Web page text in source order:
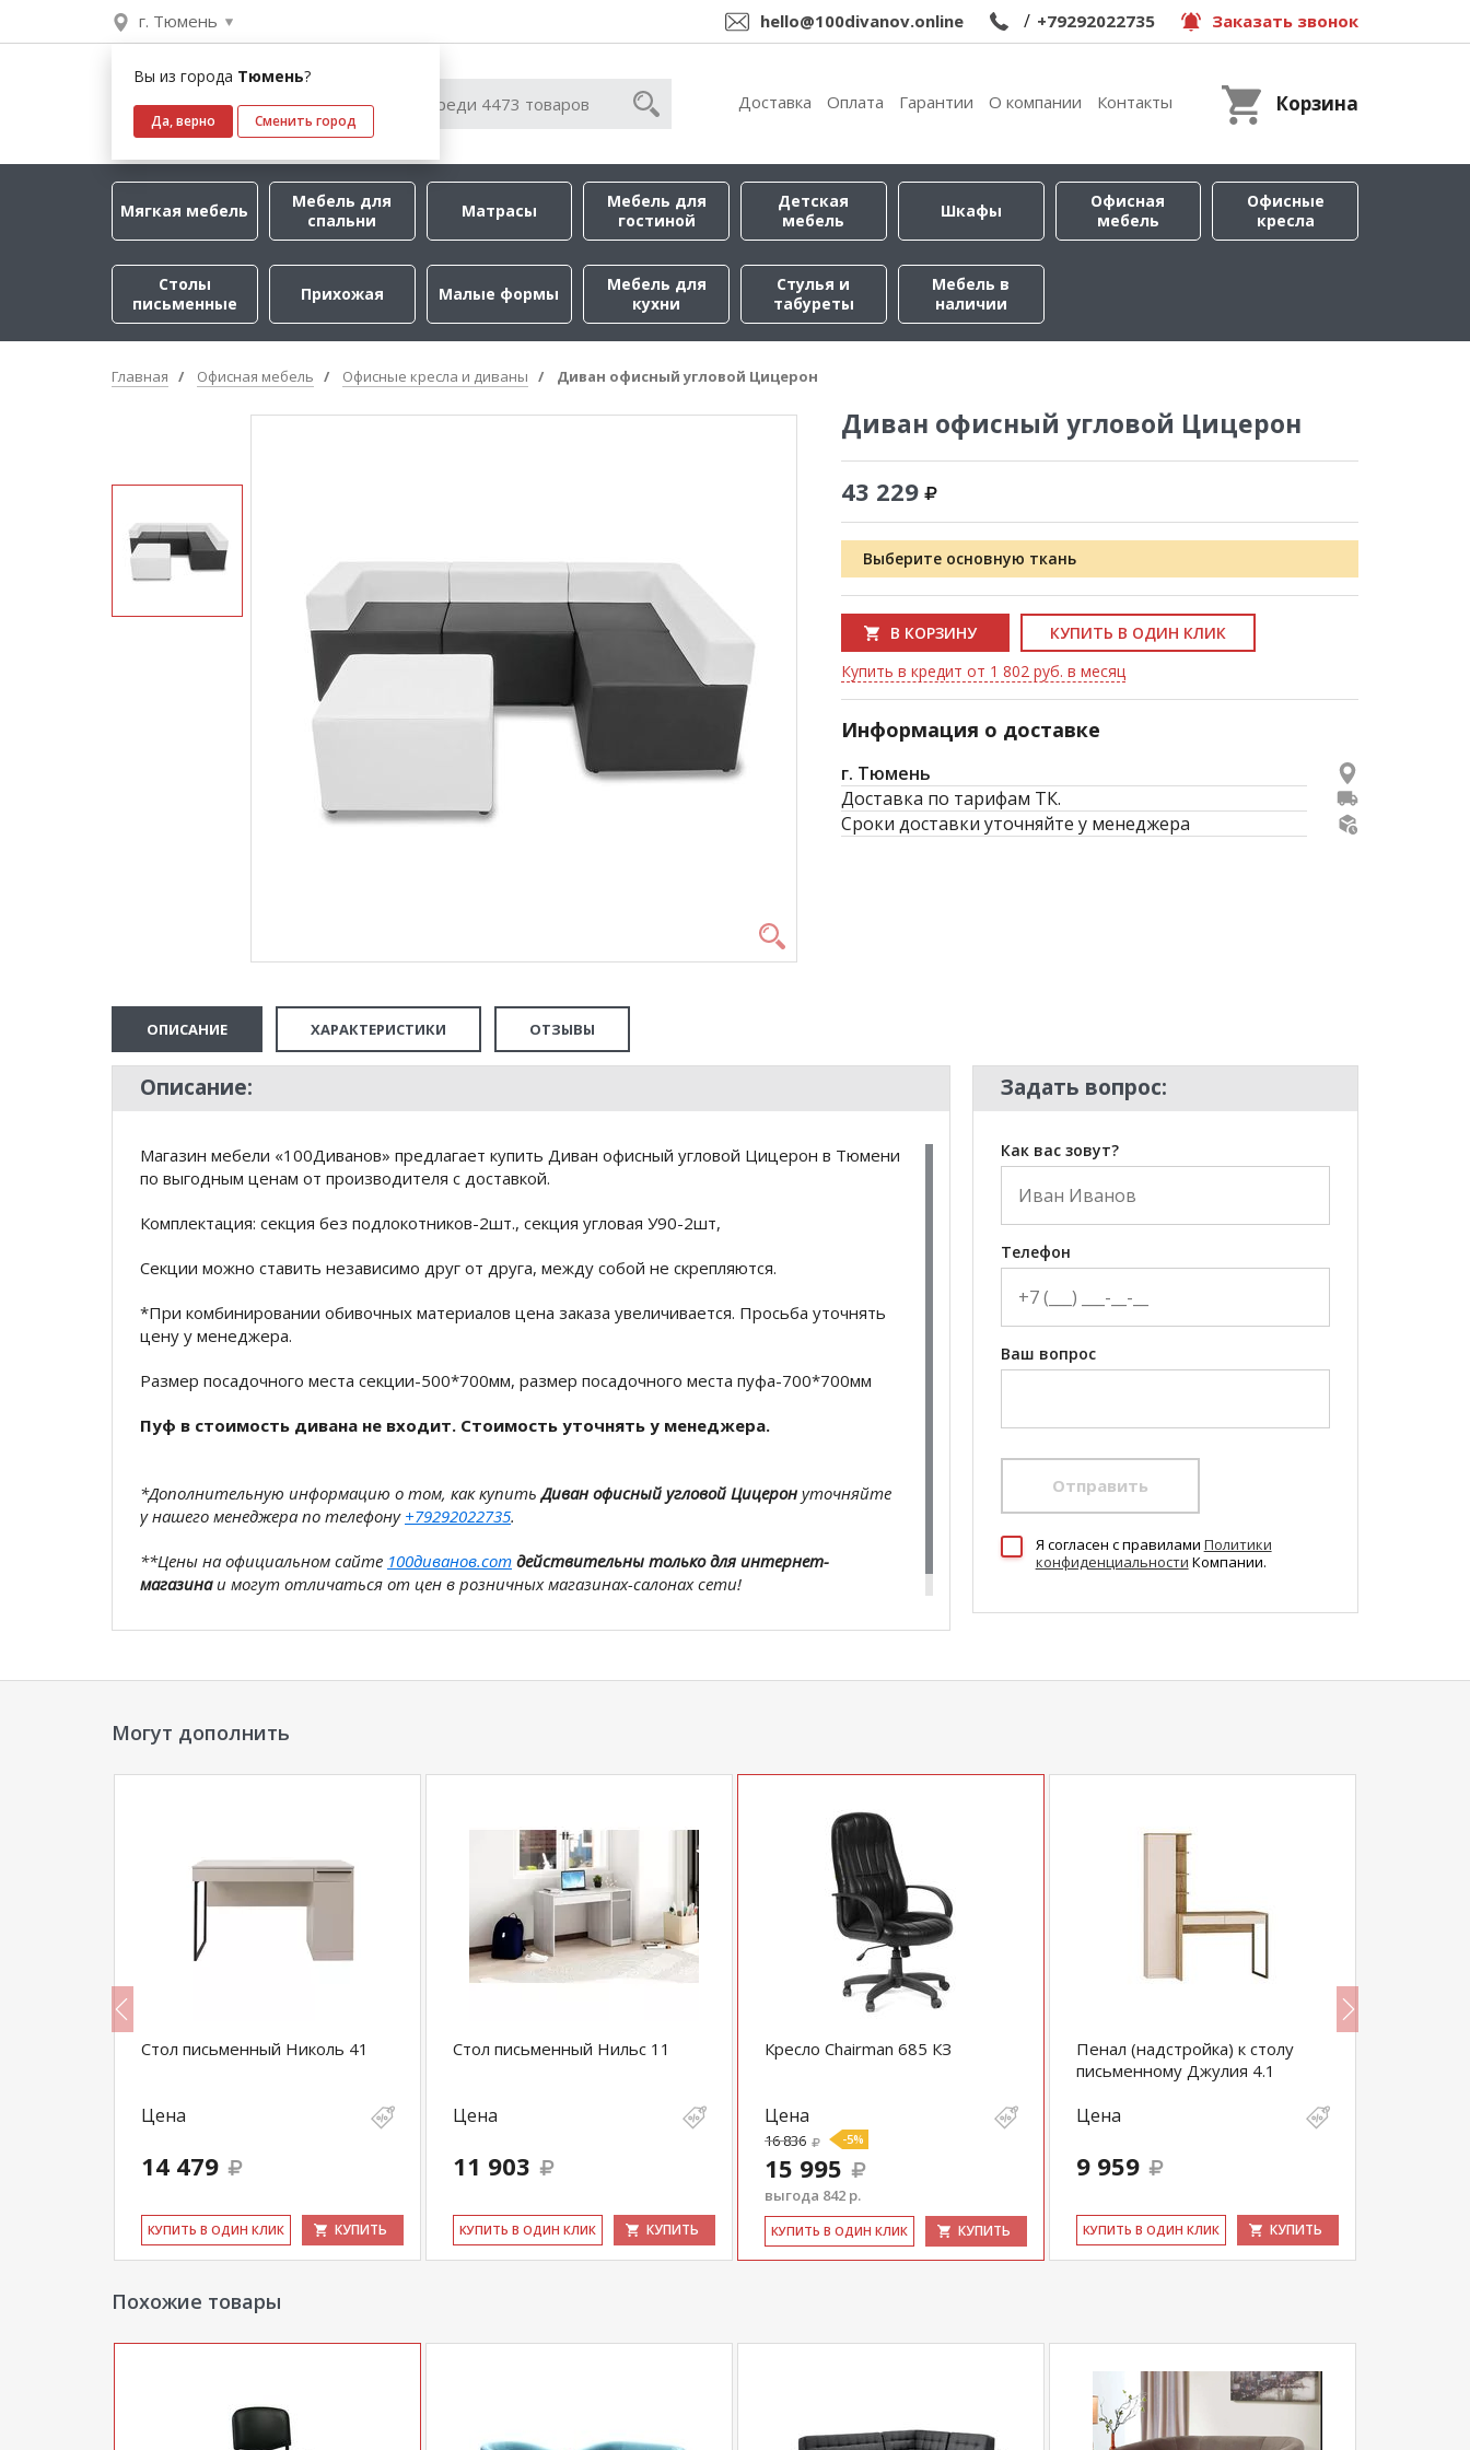
г. Тюмень
Вы из города Тюмень?
Да, верно Сменить город
hello@100divanov.online / +79292022735 Заказать звонок
Доставка Оплата Гарантии О компании Контакты Корзина
Мягкая мебель
Мебель для
спальни
Матрасы
Мебель для
гостиной
Детская
мебель
Шкафы
Офисная
мебель
Офисные
кресла
Столы
письменные
Прихожая Малые формы
Мебель для
кухни
Стулья и
табуреты
Мебель в
наличии
Главная Офисная мебель Офисные кресла и диваны Диван офисный угловой Цицерон
Диван офисный угловой Цицерон
43 229
Выберите основную ткань
В КОРЗИНУ
КУПИТЬ В ОДИН КЛИК
Купить в кредит от 1 802 руб. в месяц
Информация о доставке
г. Тюмень
Доставка по тарифам ТК.
Сроки доставки уточняйте у менеджера
ОПИСАНИЕ ХАРАКТЕРИСТИКИ ОТЗЫВЫ
Описание:
Магазин мебели «100Диванов» предлагает купить Диван офисный угловой Цицерон в Тюмени
по выгодным ценам от производителя с доставкой.
Комплектация: секция без подлокотников-2шт., секция угловая У90-2шт,
Секции можно ставить независимо друг от друга, между собой не скрепляются.
*При комбинировании обивочных материалов цена заказа увеличивается. Просьба уточнять
цену у менеджера.
Размер посадочного места секции-500*700мм, размер посадочного места пуфа-700*700мм
Пуф в стоимость дивана не входит. Стоимость уточнять у менеджера.
*Дополнительную информацию о том, как купитьДиван офисный угловой Цицерон уточняйте
у нашего менеджера по телефону +79292022735.
**Цены на официальном сайте 100диванов.com действительны только для интернет-
магазинаи могут отличаться от цен в розничных магазинах-салонах сети!
Задать вопрос:
Как вас зовут?
Телефон
Ваш вопрос
Отправить
Я согласен c правилами Политики
конфиденциальности Компании.
Могут дополнить
Стол письменный Николь 41
Цена
14 479
КУ­ПИТЬ В ОДИН КЛИК КУПИТЬ
Стол письменный Нильс 11
Цена
11 903
КУ­ПИТЬ В ОДИН КЛИК КУПИТЬ
Кресло Chairman 685 КЗ
Цена
16 836 -5%
15 995
выгода 842 р.
КУ­ПИТЬ В ОДИН КЛИК КУПИТЬ
Пенал (надстройка) к столу
письменному Джулия 4.1
Цена
9 959
КУ­ПИТЬ В ОДИН КЛИК КУПИТЬ
Похожие товары